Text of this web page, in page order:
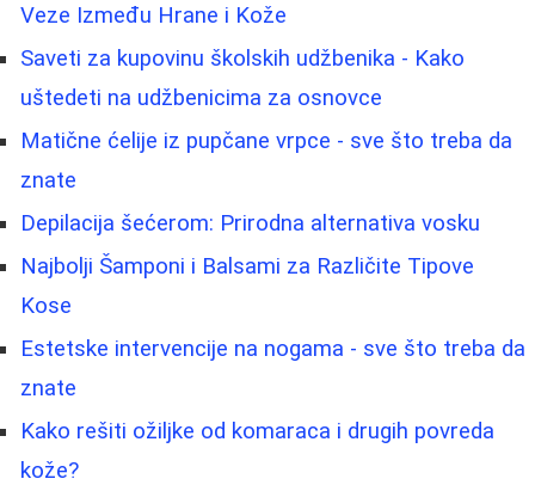
Veze Između Hrane i Kože
Saveti za kupovinu školskih udžbenika - Kako
uštedeti na udžbenicima za osnovce
Matične ćelije iz pupčane vrpce - sve što treba da
znate
Depilacija šećerom: Prirodna alternativa vosku
Najbolji Šamponi i Balsami za Različite Tipove
Kose
Estetske intervencije na nogama - sve što treba da
znate
Kako rešiti ožiljke od komaraca i drugih povreda
kože?